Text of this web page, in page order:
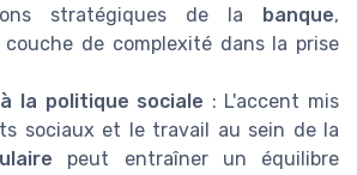
stratégiques de la banque,
de complexité dans la prise
la politique sociale : L'accent mis
sociaux et le travail au sein de la
peut entraîner un équilibre